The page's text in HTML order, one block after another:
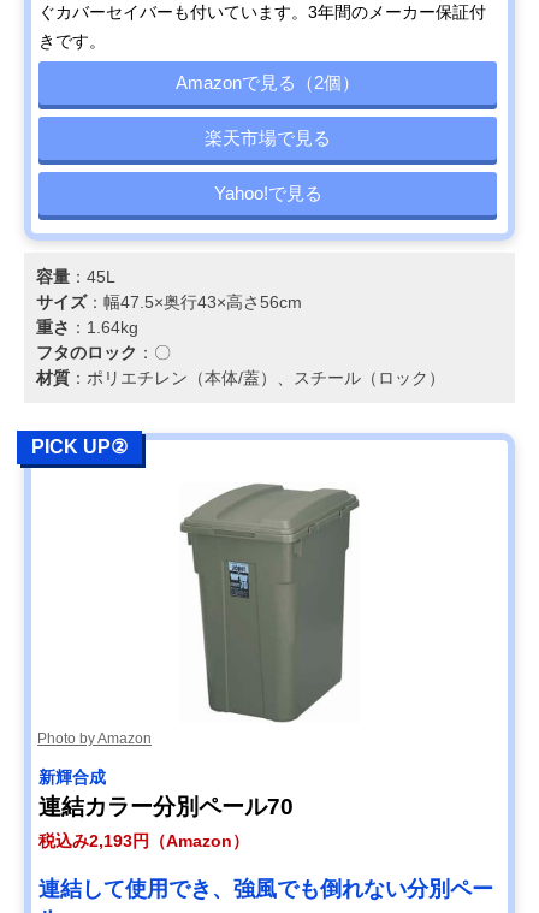
ぐカバーセイバーも付いています。3年間のメーカー保証付
きです。
Amazonで見る（2個）
楽天市場で見る
Yahoo!で見る
容量 ：45L
サイズ：幅47.5×奥行43×高さ56cm
重さ ：1.64kg
フタのロック ：〇
材質 ：ポリエチレン（本体/蓋）、スチール（ロック）
PICK UP②
Photo by Amazon
新輝合成
連結カラー分別ペール70
税込み2,193円（Amazon）
連結して使用でき、強風でも倒れない分別ペー